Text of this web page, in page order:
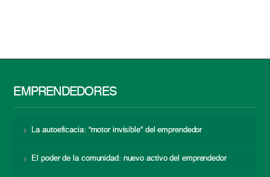
EMPRENDEDORES
La autoeficacia: “motor invisible” del emprendedor
El poder de la comunidad: nuevo activo del emprendedor